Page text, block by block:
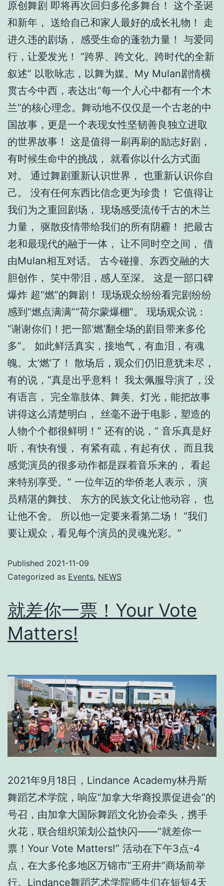
原创舞剧 即将再次回归多伦多舞台！ 这个圣诞
和新年， 送给自己和家人最好的成长礼物！ 走
进久违的剧场， 感受生命的蓬勃力量！ 与爱同
行，让爱发光！ “跨界、跨文化、跨时代的全新
叙述” 以歌咏志，以舞为媒。My Mulan剧情横
贯古今中西，表达出“每一个人心中都有一个木
兰”的核心理念。舞动地不仅仅是一个古老的中
国故事，更是一个表现女性坚韧善良独立进取
的世界故事！ 这是值得一刷再刷的励志好剧，
有时候生命中的挑战， 就看你以什么方式面
对。 通过舞剧重新认识世界， 也重新认识你自
己。 没有任何东西比信念更为珍贵！ 它值得让
我们为之重回剧场， 现场感受流传千古的木兰
力量， 驱散疫情带给我们的所有阴霾！ 把最古
老和最现代的融于一体， 让不同时空之间， 借
由Mulan相互对话。 古今碰撞、东西交融的大
胆创作， 笑中带泪，感人至深。 这是一部口碑
爆炸 超“燃”的舞剧！ 现场观众纷纷看完剧纷纷
感到“燃点满满”“荷尔蒙爆棚”。 现场观众说：
“谢谢你们！把一部‘燃’翻全场的剧目带来多伦
多”。 如此鲜活真实，接地气，有血泪，有魂
魄。太‘燃’了！ 散场后，观众们仍旧意犹未尽，
有的说，“真是出乎意料！ 我太佩服导演了，没
有语言， 完全靠肢体、舞美、灯光，能把故事
讲得这么清楚明白， 丝毫不逊于电影，塑造的
人物个个都很鲜明！” 还有的说，“ 音乐真是好
听，有快有慢， 有紧有疏，有起有伏， 而且我
感觉演员的很多动作都是踩着音乐来的， 看起
来特别享受。” 一位年迈的华侨老人表示， 演
员精湛的舞技、 东方的民族文化让他动容， 也
让他不舍。 所以他一定要来看第二场！ “我们
要让观众，看见每个演员的灵魂光彩。”
Published 2021-11-09
Categorized as Events, NEWS
就差你一票！Your Vote
Matters!
2021年9月18日，Lindance Academy林丹斯
舞蹈艺术学院，响应“加拿大华裔投票促进会”的
号召，由加拿大国际舞蹈文化协会牵头，携手
火花，联合组织策划公益快闪——“就差你一
票！Your Vote Matters!” 活动在下午3点-4
点，在大多伦多地区万锦市“王府井”商场前举
行。Lindance舞蹈艺术学院师生们在短短4天